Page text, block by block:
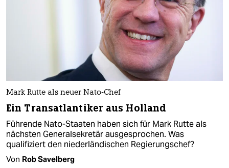
Mark Rutte als neuer Nato-Chef
Ein Transatlantiker aus Holland
Führende Nato-Staaten haben sich für Mark Rutte als
nächsten Generalsekretär ausgesprochen. Was
qualifiziert den niederländischen Regierungschef?
Von Rob Savelberg